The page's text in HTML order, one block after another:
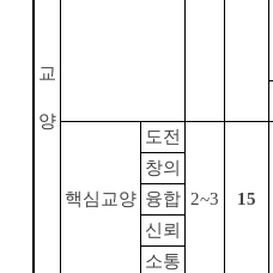
교
양
핵심교양
도전
2~3 15
창의
융합
신뢰
소통